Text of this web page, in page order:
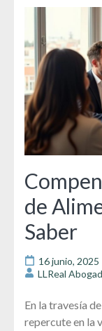
de
Saber
16 junio, 2025
LLReal
En la travesía
repercute en la